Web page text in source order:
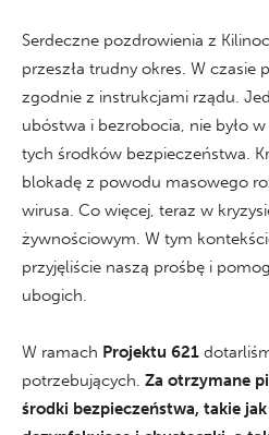
Serdeczne pozdrowienia z
przeszła trudny okres. W czasie
zgodnie z instrukcjami rządu.
ubóstwa i bezrobocia, nie było
tych środków bezpieczeństwa.
blokadę z powodu masowego
wirusa. Co więcej, teraz w
żywnościowym. W tym
przyjęliście naszą prośbę i
ubogich.
W ramach Projektu 621
potrzebujących. Za otrzymane
środki bezpieczeństwa, takie